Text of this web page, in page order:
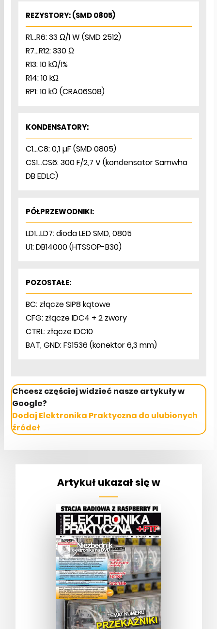
REZYSTORY: (SMD 0805)
R1…R6: 33 Ω/1 W (SMD 2512)
R7…R12: 330 Ω
R13: 10 kΩ/1%
R14: 10 kΩ
RP1: 10 kΩ (CRA06S08)
KONDENSATORY:
C1…C8: 0,1 µF (SMD 0805)
CS1…CS6: 300 F/2,7 V (kondensator Samwha
DB EDLC)
PÓŁPRZEWODNIKI:
LD1…LD7: dioda LED SMD, 0805
U1: DB14000 (HTSSOP-B30)
POZOSTAŁE:
BC: złącze SIP8 kątowe
CFG: złącze IDC4 + 2 zwory
CTRL: złącze IDC10
BAT, GND: FS1536 (konektor 6,3 mm)
Chcesz częściej widzieć nasze artykuły w
Google?
Dodaj Elektronika Praktyczna do ulubionych
źródeł
Artykuł ukazał się w